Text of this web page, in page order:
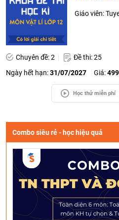
Giáo viên:
Chuyên đề: 2
Đề thi: 25
Ngày hết hạn:31/07/2027 Giá:
Học thử miễn phí
Combo siêu rẻ - học hiệu quả